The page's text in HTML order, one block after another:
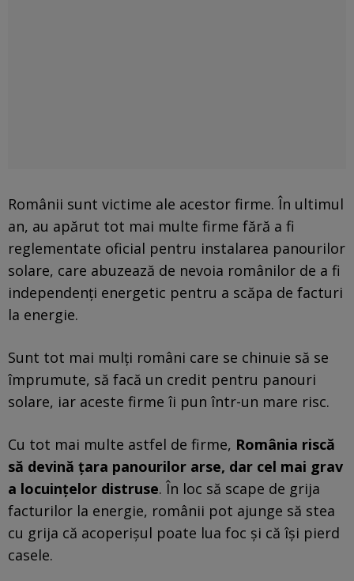
Românii sunt victime ale acestor firme. În ultimul
an, au apărut tot mai multe firme fără a fi
reglementate oficial pentru instalarea panourilor
solare, care abuzează de nevoia românilor de a fi
independenţi energetic pentru a scăpa de facturi
la energie.
Sunt tot mai mulţi români care se chinuie să se
împrumute, să facă un credit pentru panouri
solare, iar aceste firme îi pun într-un mare risc.
Cu tot mai multe astfel de firme, România riscă
să devină ţara panourilor arse, dar cel mai grav
a locuinţelor distruse. În loc să scape de grija
facturilor la energie, românii pot ajunge să stea
cu grija că acoperişul poate lua foc şi că îşi pierd
casele.